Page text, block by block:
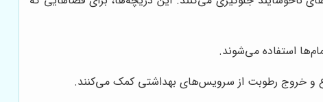
استفاده می‌شوند.
و خروج رطوبت از سرویس‌های بهداشتی کمک می‌کنند.